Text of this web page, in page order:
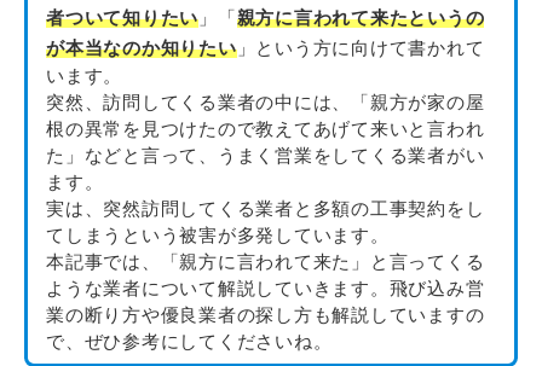
者ついて知りたい 」「親方に言われて来たというの
が本当なのか知りたい」という方に向けて書かれて
います。
突然、訪問してくる業者の中には、「親方が家の屋
根の異常を見つけたので教えてあげて来いと言われ
た」などと言って、うまく営業をしてくる業者がい
ます。
実は、突然訪問してくる業者と多額の工事契約をし
てしまうという被害が多発しています。
本記事では、「親方に言われて来た」と言ってくる
ような業者について解説していきます。 飛び込み営
業の断り方や優良業者の探し方も解説していますの
で、ぜひ参考にしてくださいね。